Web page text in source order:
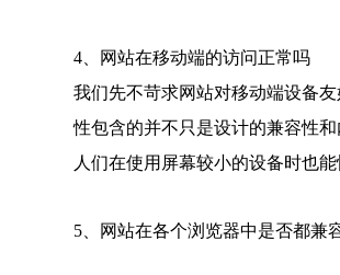
4、网站在移动端的访问正常吗
我们先不苛求网站对移动端设备
性包含的并不只是设计的兼容性
人们在使用屏幕较小的设备时也能
5、网站在各个浏览器中是否都兼